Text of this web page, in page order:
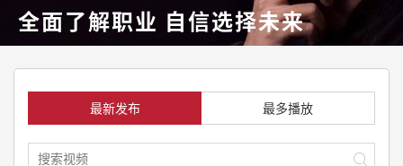
全面了解职业 自信选择未来
最新发布 最多播放